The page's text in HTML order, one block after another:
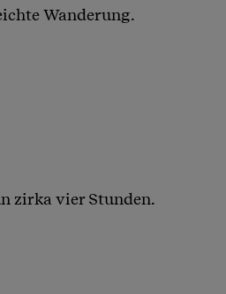
Wanderung.
zirka vier Stunden.